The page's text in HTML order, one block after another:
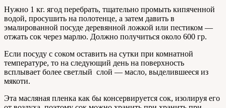
Нужно 1 кг. ягод перебрать, тщательно промыть кипяченной
водой, просушить на полотенце, а затем давить в
эмалированной посуде деревянной ложкой или пестиком —
отжать сок через марлю. Должно получиться около 600 гр.
Если посуду с соком оставить на сутки при комнатной
температуре, то на следующий день на поверхность
всплывает более светлый слой — масло, выделившееся из
мякоти.
Эта масляная пленка как бы консервируется сок, изолируя его